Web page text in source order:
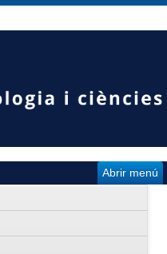
Abrir menú